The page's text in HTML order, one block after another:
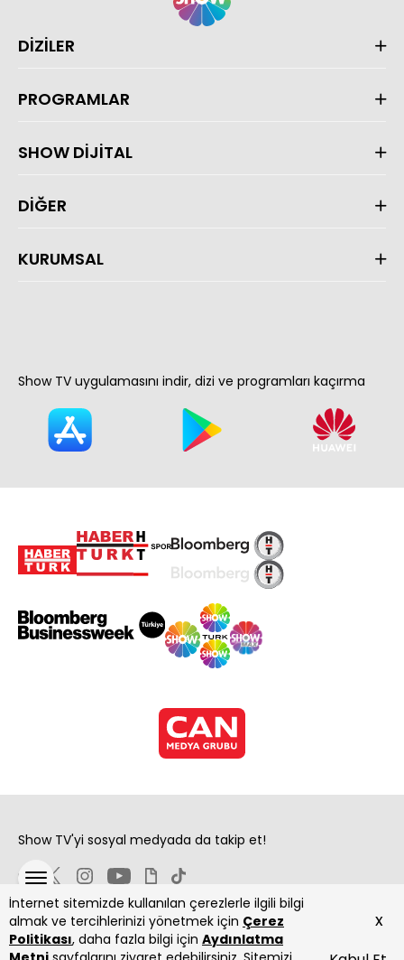
İnternet sitemizde kullanılan çerezlerle ilgili bilgi
almak ve tercihlerinizi yönetmek için Çerez
Politikası, daha fazla bilgi için Aydınlatma
x
DİZİLER
PROGRAMLAR
SHOW DİJİTAL
DİĞER
KURUMSAL
Show TV uygulamasını indir, dizi ve programları kaçırma
Show TV'yi sosyal medyada da takip et!